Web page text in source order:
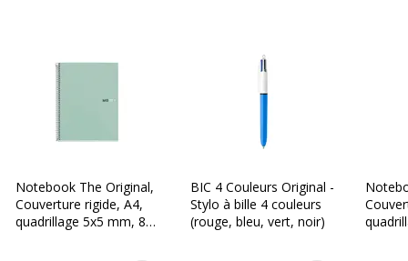
Notebook The Original,
Couverture rigide, A4,
quadrillage 5x5 mm, 80
BIC 4 Couleurs Original -
Stylo à bille 4 couleurs
(rouge, bleu, vert, noir)